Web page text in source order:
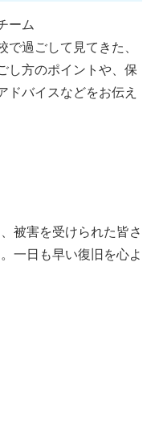
ーム
で過ごして見てきた、
し方のポイントや、保
ドバイスなどをお伝え
被害を受けられた皆さ
一日も早い復旧を心よ